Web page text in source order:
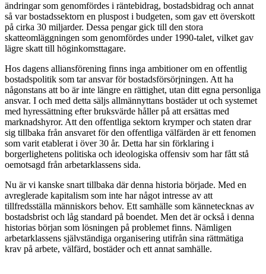
ändringar som genomfördes i räntebidrag, bostadsbidrag och annat
så var bostadssektorn en pluspost i budgeten, som gav ett överskott
på cirka 30 miljarder. Dessa pengar gick till den stora
skatteomläggningen som genomfördes under 1990-talet, vilket gav
lägre skatt till höginkomsttagare.
Hos dagens alliansförening finns inga ambitioner om en offentlig
bostadspolitik som tar ansvar för bostadsförsörjningen. Att ha
någonstans att bo är inte längre en rättighet, utan ditt egna personliga
ansvar. I och med detta säljs allmännyttans bostäder ut och systemet
med hyressättning efter bruksvärde håller på att ersättas med
marknadshyror. Att den offentliga sektorn krymper och staten drar
sig tillbaka från ansvaret för den offentliga välfärden är ett fenomen
som varit etablerat i över 30 år. Detta har sin förklaring i
borgerlighetens politiska och ideologiska offensiv som har fått stå
oemotsagd från arbetarklassens sida.
Nu är vi kanske snart tillbaka där denna historia började. Med en
avreglerade kapitalism som inte har något intresse av att
tillfredsställa människors behov. Ett samhälle som kännetecknas av
bostadsbrist och låg standard på boendet. Men det är också i denna
historias början som lösningen på problemet finns. Nämligen
arbetarklassens självständiga organisering utifrån sina rättmätiga
krav på arbete, välfärd, bostäder och ett annat samhälle.